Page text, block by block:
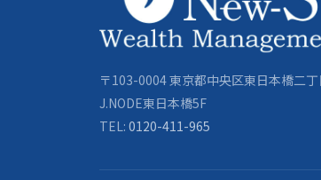
〒103-0004 東京都中央区東日本橋二
J.NODE東日本橋5F
TEL: 0120-411-965